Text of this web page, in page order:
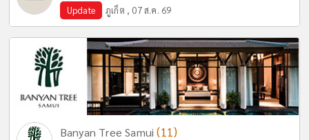
Update ภูเก็ต , 07 ส.ค. 69
Banyan Tree Samui(11)